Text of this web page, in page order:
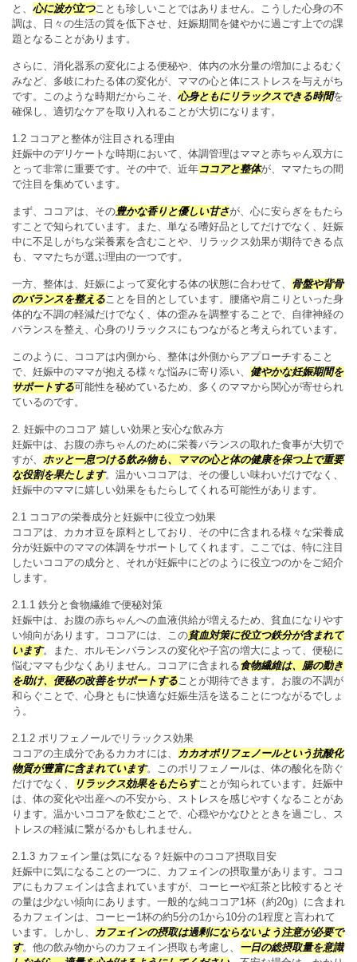
と、 心に波が立つことも珍しいことではありません。こうした心身の不
調は、日々の生活の質を低下させ、妊娠期間を健やかに過ごす上での課
題となることがあります。
さらに、消化器系の変化による便秘や、体内の水分量の増加によるむく
みなど、多岐にわたる体の変化が、ママの心と体にストレスを与えがち
です。このような時期だからこそ、 心身ともにリラックスできる時間を
確保し、適切なケアを取り入れることが大切になります。
1.2 ココアと整体が注目される理由
妊娠中のデリケートな時期において、体調管理はママと赤ちゃん双方に
とって非常に重要です。その中で、近年ココアと整体が、ママたちの間
で注目を集めています。
まず、ココアは、その豊かな香りと優しい甘さが、心に安らぎをもたら
すことで知られています。また、単なる嗜好品としてだけでなく、妊娠
中に不足しがちな栄養素を含むことや、リラックス効果が期待できる点
も、ママたちが選ぶ理由の一つです。
一方、整体は、妊娠によって変化する体の状態に合わせて、 骨盤や背骨
のバランスを整えることを目的としています。腰痛や肩こりといった身
体的な不調の軽減だけでなく、体の歪みを調整することで、自律神経の
バランスを整え、心身のリラックスにもつながると考えられています。
このように、ココアは内側から、整体は外側からアプローチすること
で、妊娠中のママが抱える様々な悩みに寄り添い、 健やかな妊娠期間を
サポートする可能性を秘めているため、多くのママから関心が寄せられ
ているのです。
2. 妊娠中のココア 嬉しい効果と安心な飲み方
妊娠中は、お腹の赤ちゃんのために栄養バランスの取れた食事が大切で
すが、 ホッと一息つける飲み物も、ママの心と体の健康を保つ上で重要
な役割を果たします。温かいココアは、その優しい味わいだけでなく、
妊娠中のママに嬉しい効果をもたらしてくれる可能性があります。
2.1 ココアの栄養成分と妊娠中に役立つ効果
ココアは、カカオ豆を原料としており、その中に含まれる様々な栄養成
分が妊娠中のママの体調をサポートしてくれます。ここでは、特に注目
したいココアの成分と、それが妊娠中にどのように役立つのかをご紹介
します。
2.1.1 鉄分と食物繊維で便秘対策
妊娠中は、お腹の赤ちゃんへの血液供給が増えるため、貧血になりやす
い傾向があります。ココアには、この貧血対策に役立つ鉄分が含まれて
います。また、ホルモンバランスの変化や子宮の増大によって、便秘に
悩むママも少なくありません。ココアに含まれる食物繊維は、腸の動き
を助け、便秘の改善をサポートすることが期待できます。お腹の不調が
和らぐことで、心身ともに快適な妊娠生活を送ることにつながるでしょ
う。
2.1.2 ポリフェノールでリラックス効果
ココアの主成分であるカカオには、 カカオポリフェノールという抗酸化
物質が豊富に含まれています。このポリフェノールは、体の酸化を防ぐ
だけでなく、
リラックス効果をもたらすことが知られています。妊娠中
は、体の変化や出産への不安から、ストレスを感じやすくなることがあ
ります。温かいココアを飲むことで、心穏やかなひとときを過ごし、ス
トレスの軽減に繋がるかもしれません。
2.1.3 カフェイン量は気になる？妊娠中のココア摂取目安
妊娠中に気になることの一つに、カフェインの摂取量があります。ココ
アにもカフェインは含まれていますが、コーヒーや紅茶と比較するとそ
の量は少ない傾向にあります。一般的な純ココア1杯（約20g）に含まれ
るカフェインは、コーヒー1杯の約5分の1から10分の1程度と言われて
います。しかし、 カフェインの摂取は過剰にならないよう注意が必要で
す。他の飲み物からのカフェイン摂取も考慮し、 一日の総摂取量を意識